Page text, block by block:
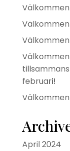
februari!
April 2024